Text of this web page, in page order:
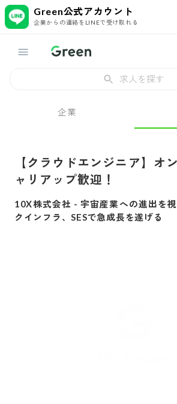
Green公式アカウント
企業からの連絡をLINEで受け取れる
求人を探す
企業
【クラウドエンジニア】オ
ャリアップ歓迎！
10X株式会社 -宇宙産業への進出を
クインフラ、SESで急成長を遂げる